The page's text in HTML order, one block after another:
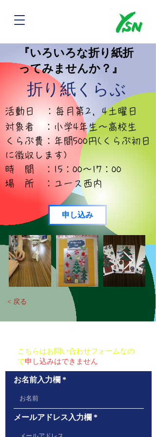
『いろいろな折り紙折
ってみませんか？』
​折り紙くらぶ
活動日 ：毎月第2， 4土曜日
対象者 ：小学4年生～高校生
くらぶ費：年間500円(くらぶ初日
に徴収します)
時 間 ：15：00～17：00
場 所 ：ユース西内
申し込み
< 戻る
こちらはお問い合わせフォームなの
で申し込みはできません
お名前入力欄
メールアドレス入力欄